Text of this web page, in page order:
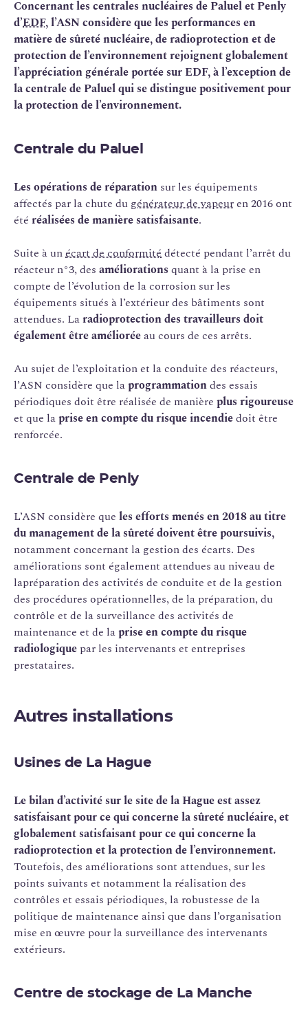
Concernant les centrales nucléaires de Paluel et Penly
d’EDF, l’ASN considère que les performances en
matière de sûreté nucléaire, de radioprotection et de
protection de l’environnement rejoignent globalement
l’appréciation générale portée sur EDF, à l’exception de
la centrale de Paluel qui se distingue positivement pour
la protection de l’environnement.
Centrale du Paluel
Les opérations de réparation sur les équipements
affectés par la chute du générateur de vapeuren 2016 ont
été réalisées de manière satisfaisante.
Suite à unécart de conformitédétecté pendant l’arrêt du
réacteur n°3, des améliorations quant à la prise en
compte de l’évolution de la corrosion sur les
équipements situés à l’extérieur des bâtiments sont
attendues. Laradioprotection des travailleurs doit
également être amélioréeau cours de ces arrêts.
Au sujet de l’exploitation et la conduite des réacteurs,
l’ASN considère que laprogrammationdes essais
périodiques doit être réalisée de manière plus rigoureuse
et que laprise en compte du risque incendiedoit être
renforcée.
Centrale de Penly
L’ASN considère que les efforts menés en 2018 au titre
du management de la sûreté doivent être poursuivis,
notamment concernant la gestion des écarts. Des
améliorations sont également attendues au niveau de
lapréparation des activités de conduite et de la gestion
des procédures opérationnelles, de la préparation, du
contrôle et de la surveillance des activités de
maintenance et de laprise en compte du risque
radiologique par les intervenants et entreprises
prestataires.
Autres installations
Usines de La Hague
Le bilan d’activité sur le site de la Hague est assez
satisfaisant pour ce qui concerne la sûreté nucléaire, et
globalement satisfaisant pour ce qui concerne la
radioprotection et la protection de l’environnement.
Toutefois, des améliorations sont attendues, sur les
points suivants et notamment la réalisation des
contrôles et essais périodiques, la robustesse de la
politique de maintenance ainsi que dans l’organisation
mise en œuvre pour la surveillance des intervenants
extérieurs.
Centre de stockage de La Manche